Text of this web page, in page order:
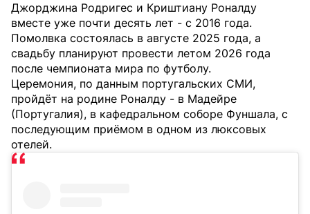
Джорджина Родригес и Криштиану Роналду
вместе уже почти десять лет - с 2016 года.
Помолвка состоялась в августе 2025 года, а
свадьбу планируют провести летом 2026 года
после чемпионата мира по футболу.
Церемония, по данным португальских СМИ,
пройдёт на родине Роналду - в Мадейре
(Португалия), в кафедральном соборе Фуншала, с
последующим приёмом в одном из люксовых
отелей.